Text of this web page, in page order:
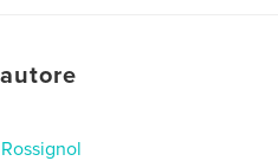
, landscape